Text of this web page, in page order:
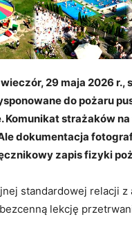
29 maja 2026 r.,
do pożaru
Komunikat strażaków
dokumentacja
zapis fizyki
standardowej relacji z
lekcję